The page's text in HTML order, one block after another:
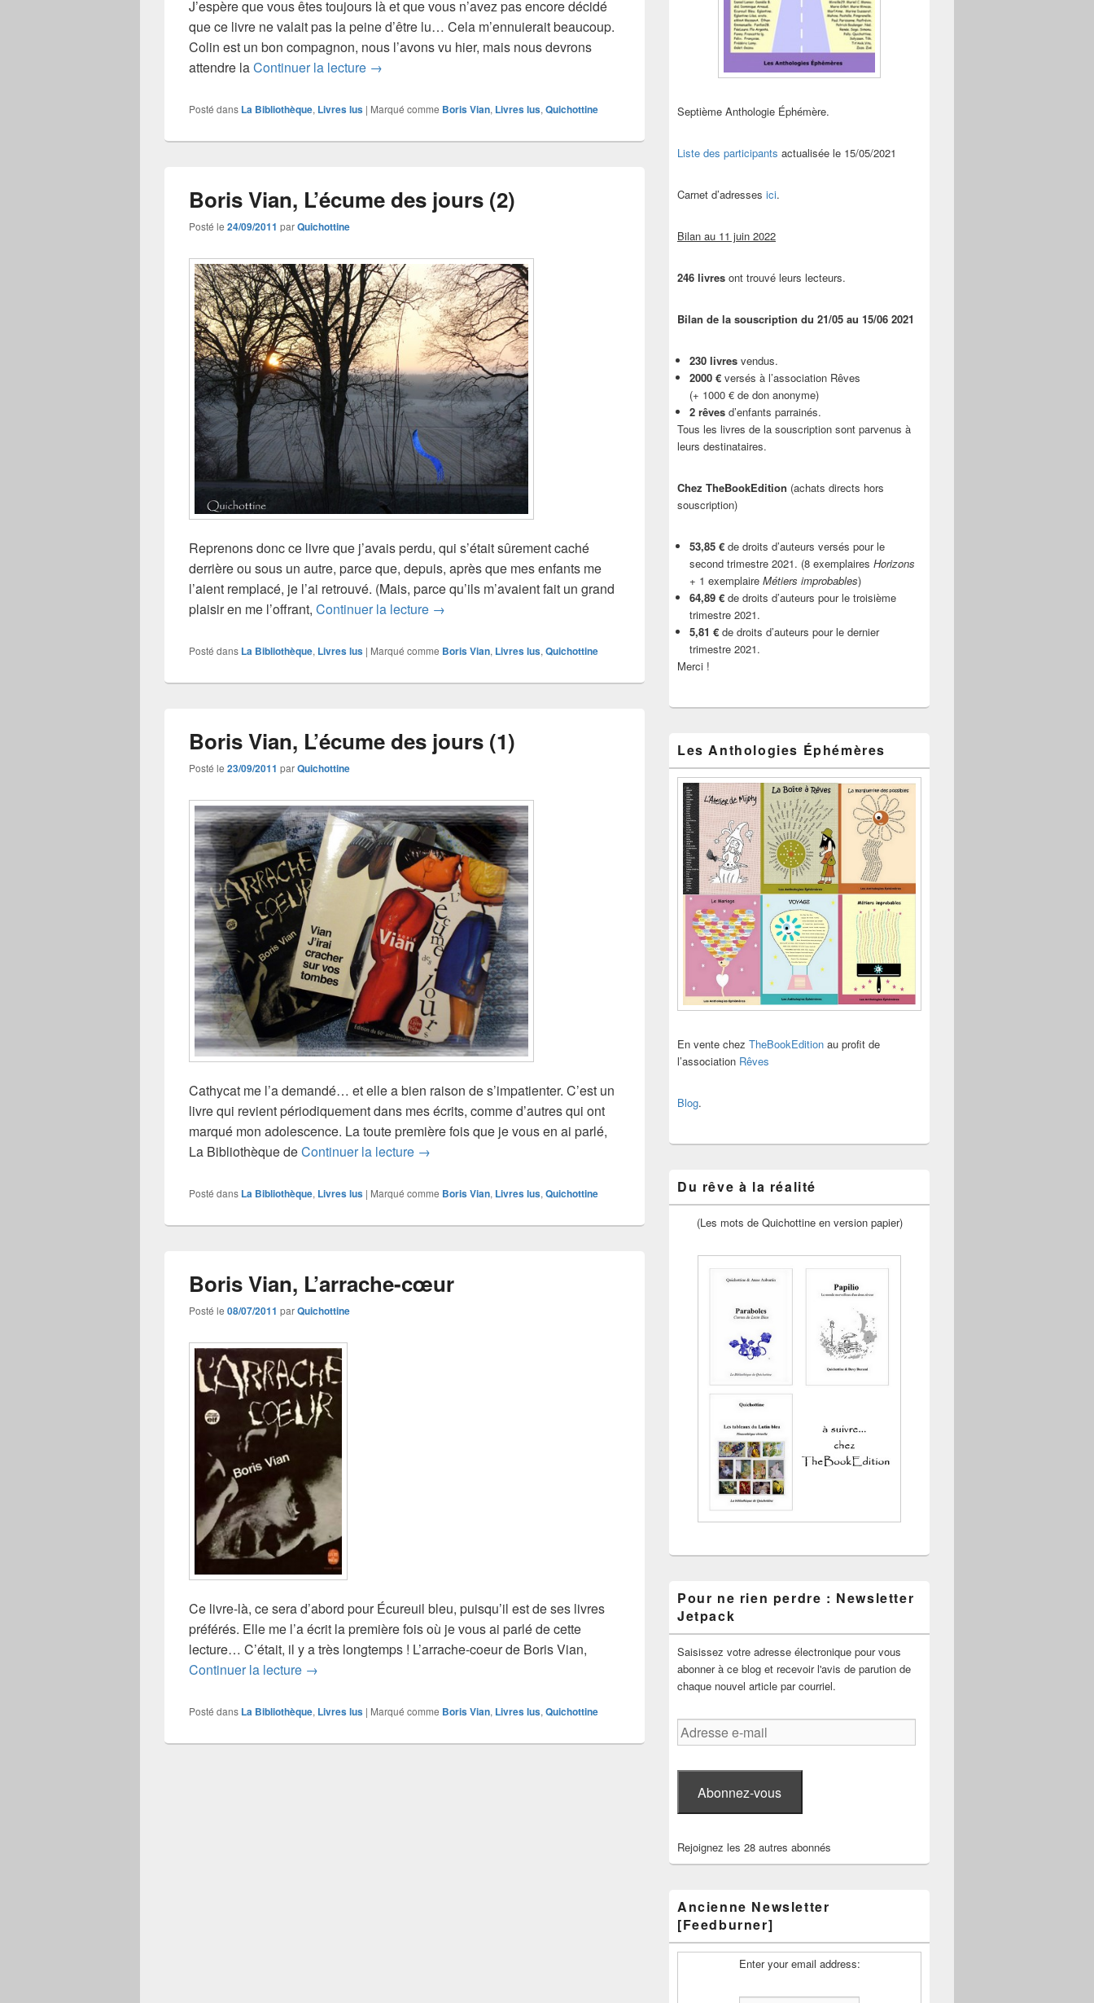
J’espère que vous êtes toujours là et que vous n’avez pas encore décidé
que ce livre ne valait pas la peine d’être lu… Cela m’ennuierait beaucoup.
Colin est un bon compagnon, nous l’avons vu hier, mais nous devrons
attendre laContinuer la lecture Boris Vian, L’écume des jours (3)
→
Posté dans La Bibliothèque, Livres lus | Marqué comme Boris Vian, Livres lus, Quichottine
Boris Vian, L’écume des jours (2)
Posté le 24/09/2011 parQuichottine
Reprenons donc ce livre que j’avais perdu, qui s’était sûrement caché
derrière ou sous un autre, parce que, depuis, après que mes enfants me
l’aient remplacé, je l’ai retrouvé. (Mais, parce qu’ils m’avaient fait un grand
plaisir en me l’offrant, Continuer la lecture Boris Vian, L’écume des jours (2)
→
Posté dans La Bibliothèque, Livres lus | Marqué comme Boris Vian, Livres lus, Quichottine
Boris Vian, L’écume des jours (1)
Posté le 23/09/2011 parQuichottine
Cathycat me l’a demandé… et elle a bien raison de s’impatienter. C’est un
livre qui revient périodiquement dans mes écrits, comme d’autres qui ont
marqué mon adolescence. La toute première fois que je vous en ai parlé,
La Bibliothèque deContinuer la lecture Boris Vian, L’écume des jours (1)
→
Posté dans La Bibliothèque, Livres lus | Marqué comme Boris Vian, Livres lus, Quichottine
Boris Vian, L’arrache-cœur
Posté le 08/07/2011 parQuichottine
Ce livre-là, ce sera d’abord pour Écureuil bleu, puisqu’il est de ses livres
préférés. Elle me l’a écrit la première fois où je vous ai parlé de cette
lecture… C’était, il y a très longtemps ! L’arrache-coeur de Boris Vian,
Continuer la lecture Boris Vian, L’arrache-cœur
→
Posté dans La Bibliothèque, Livres lus | Marqué comme Boris Vian, Livres lus, Quichottine
Septième Anthologie Éphémère.
Liste des participants actualisée le 15/05/2021
Carnet d’adresses ici.
Bilan au 11 juin 2022
246 livres ont trouvé leurs lecteurs.
Bilan de la souscription du 21/05 au 15/06 2021
230 livres vendus.
2000 € versés à l’association Rêves
(+ 1000 € de don anonyme)
2 rêves d’enfants parrainés.
Tous les livres de la souscription sont parvenus à
leurs destinataires.
Chez TheBookEdition (achats directs hors
souscription)
53,85 € de droits d’auteurs versés pour le
second trimestre 2021. (8 exemplaires Horizons
+ 1 exemplaire Métiers improbables)
64,89 € de droits d’auteurs pour le troisième
trimestre 2021.
5,81 € de droits d’auteurs pour le dernier
trimestre 2021.
Merci !
Les Anthologies Éphémères
En vente chez TheBookEdition au profit de
l’association Rêves
Blog.
Du rêve à la réalité
(Les mots de Quichottine en version papier)
Pour ne rien perdre : Newsletter
Jetpack
Saisissez votre adresse électronique pour vous
abonner à ce blog et recevoir l'avis de parution de
chaque nouvel article par courriel.
Adresse
e-
Abonnez-vous
Rejoignez les 28 autres abonnés
Ancienne Newsletter
[Feedburner]
Enter your email address: